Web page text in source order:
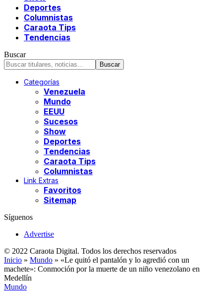
Deportes
Columnistas
Caraota Tips
Tendencias
Buscar
Categorías
Venezuela
Mundo
EEUU
Sucesos
Show
Deportes
Tendencias
Caraota Tips
Columnistas
Link Extras
Favoritos
Sitemap
Síguenos
Advertise
© 2022 Caraota Digital. Todos los derechos reservados
Inicio » Mundo » «Le quitó el pantalón y lo agredió con un
machete»: Conmoción por la muerte de un niño venezolano en
Medellín
Mundo